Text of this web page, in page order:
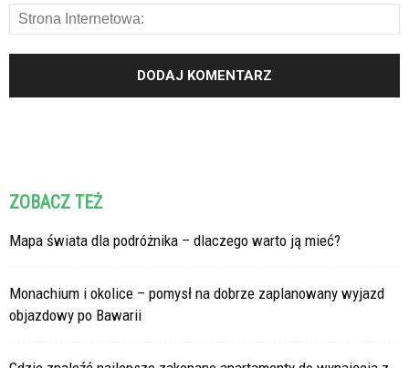
ZOBACZ TEŻ
Mapa świata dla podróżnika – dlaczego warto ją mieć?
Monachium i okolice – pomysł na dobrze zaplanowany wyjazd
objazdowy po Bawarii